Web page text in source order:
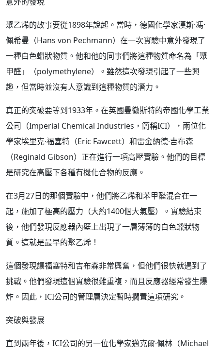
聚乙烯的故事要從1898年說起。當時，德國化學家漢斯·馮·
佩希曼（Hans von Pechmann）在一次實驗中意外發現了
一種白色蠟狀物質。他和他的同事們將這種物質命名為「聚
甲醛」（polymethylene）。雖然這次發現引起了一些興
趣，但當時並沒有人意識到這種物質的潛力。
真正的突破要等到1933年。在英國曼徹斯特的帝國化學工業
公司（Imperial Chemical Industries，簡稱ICI），兩位化
學家埃里克·福塞特（Eric Fawcett）和雷金納德·吉布森
（Reginald Gibson）正在進行一項高壓實驗。他們的目標
是研究在高壓下各種有機化合物的反應。
在3月27日的那個實驗中，他們將乙烯和苯甲醛混合在一
起，施加了極高的壓力（大約1400個大氣壓）。實驗結束
後，他們發現反應器內壁上出現了一層薄薄的白色蠟狀物
質。這就是最早的聚乙烯！
這個發現讓福塞特和吉布森非常興奮，但他們很快就遇到了
挑戰。他們發現這個實驗很難重複，而且反應器經常發生爆
炸。因此，ICI公司的管理層決定暫時擱置這項研究。
突破與發展
直到兩年後，ICI公司的另一位化學家邁克爾·佩林（Michael